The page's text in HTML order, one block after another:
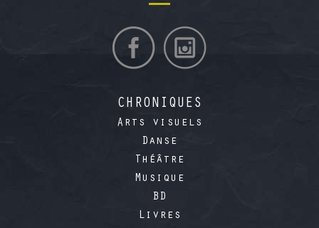
CHRONIQUES
Arts visuels
Danse
Théâtre
Musique
BD
Livres